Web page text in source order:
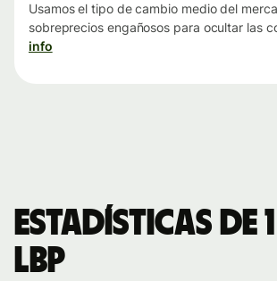
Usamos el tipo de cambio medio del
sobreprecios engañosos para ocultar las
info
Estadísticas de 1
LBP